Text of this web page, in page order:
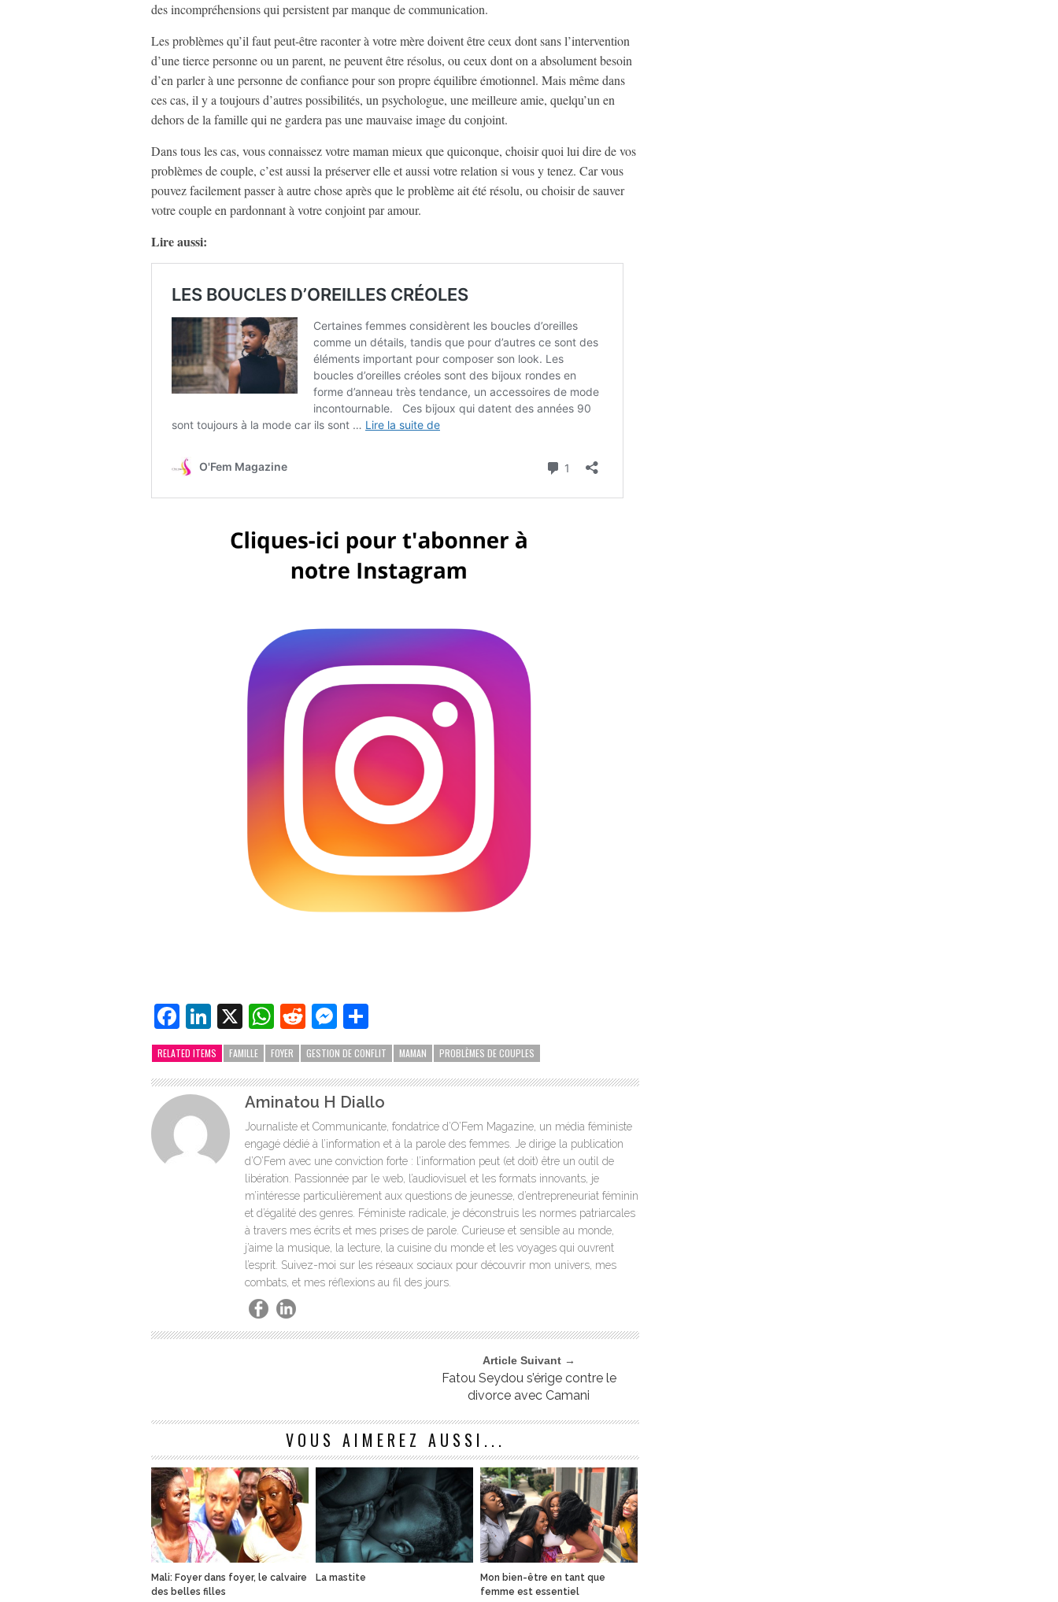
des incompréhensions qui persistent par manque de communication.
Les problèmes qu’il faut peut-être raconter à votre mère doivent être ceux dont sans l’intervention
d’une tierce personne ou un parent, ne peuvent être résolus, ou ceux dont on a absolument besoin
d’en parler à une personne de confiance pour son propre équilibre émotionnel. Mais même dans
ces cas, il y a toujours d’autres possibilités, un psychologue, une meilleure amie, quelqu’un en
dehors de la famille qui ne gardera pas une mauvaise image du conjoint.
Dans tous les cas, vous connaissez votre maman mieux que quiconque, choisir quoi lui dire de vos
problèmes de couple, c’est aussi la préserver elle et aussi votre relation si vous y tenez. Car vous
pouvez facilement passer à autre chose après que le problème ait été résolu, ou choisir de sauver
votre couple en pardonnant à votre conjoint par amour.
Lire aussi:
Facebook
LinkedIn
X WhatsApp
RedditMessenger
RELATED ITEMS FAMILLE FOYER GESTION DE CONFLIT MAMAN PROBLÈMES DE COUPLES
Aminatou H Diallo
Journaliste et Communicante, fondatrice d’O’Fem Magazine, un média féministe
engagé dédié à l’information et à la parole des femmes. Je dirige la publication
d’O’Fem avec une conviction forte : l’information peut (et doit) être un outil de
libération. Passionnée par le web, l’audiovisuel et les formats innovants, je
m’intéresse particulièrement aux questions de jeunesse, d’entrepreneuriat féminin
et d’égalité des genres. Féministe radicale, je déconstruis les normes patriarcales
à travers mes écrits et mes prises de parole. Curieuse et sensible au monde,
j’aime la musique, la lecture, la cuisine du monde et les voyages qui ouvrent
l’esprit. Suivez-moi sur les réseaux sociaux pour découvrir mon univers, mes
combats, et mes réflexions au fil des jours.
Article Suivant →
Fatou Seydou s’érige contre le
divorce avec Camani
VOUS AIMEREZ AUSSI...
Mali: Foyer dans foyer, le calvaire
des belles filles
La mastite
Mon bien-être en tant que
femme est essentiel